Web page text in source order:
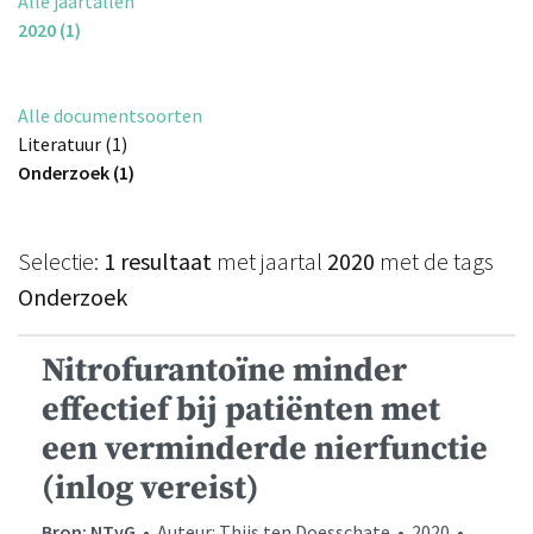
2020 (1)
Alle documentsoorten
Literatuur (1)
Onderzoek (1)
Selectie: 1 resultaat met jaartal 2020 met de tags
Onderzoek
Nitrofurantoïne minder
effectief bij patiënten met
een verminderde nierfunctie
(inlog vereist)